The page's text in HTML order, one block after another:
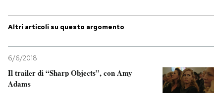
Cultura
Economia
Sport
Europa
Mondiali calcio 2026
PODCAST
Altri articoli su questo argomento
6/6/2018
Il trailer di “Sharp Objects”, con Amy
Adams